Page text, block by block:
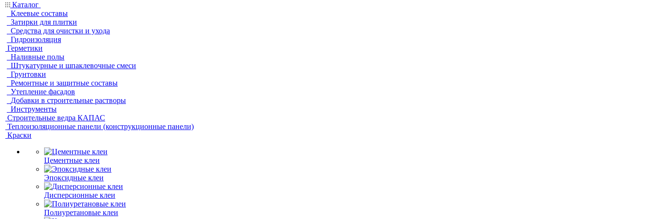
Каталог
Клеевые составы
Затирки для плитки
Средства для очистки и ухода
Гидроизоляция
Герметики
Наливные полы
Штукатурные и шпаклевочные смеси
Грунтовки
Ремонтные и защитные составы
Утепление фасадов
Добавки в строительные растворы
Инструменты
Строительные ведра КАПАС
Теплоизоляционные панели (конструкционные панели)
Краски
Цементные клеи
Эпоксидные клеи
Дисперсионные клеи
Полиуретановые клеи